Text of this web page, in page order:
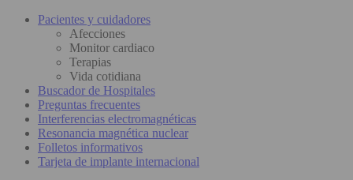
Pacientes y cuidadores
Afecciones
Monitor cardiaco
Terapias
Vida cotidiana
Buscador de Hospitales
Preguntas frecuentes
Interferencias electromagnéticas
Resonancia magnética nuclear
Folletos informativos
Tarjeta de implante internacional